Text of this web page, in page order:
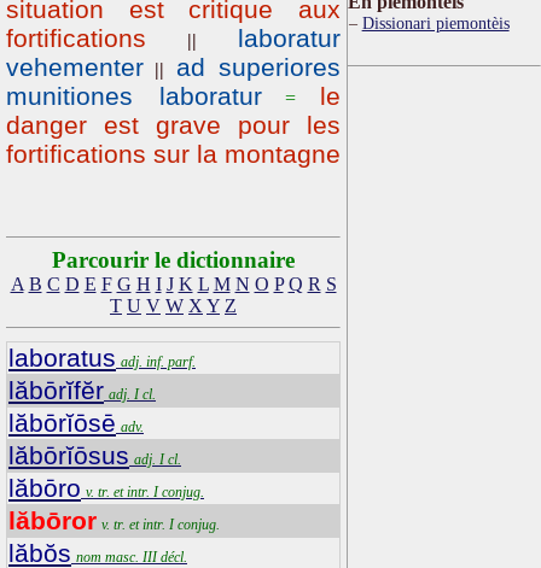
situation est critique aux
fortifications
||
laboratur
vehementer ||
ad superiores
munitiones laboratur= le
danger est grave pour les
fortifications sur la montagne
Parcourir le dictionnaire
A B C D E F G H I J K L M N O P Q R S
T U V W X Y Z
laboratus adj. inf. parf.
lăbōrĭfĕr adj. I cl.
lăbōrĭōsē adv.
lăbōrĭōsus adj. I cl.
lăbōro v. tr. et intr. I conjug.
lăbōror v. tr. et intr. I conjug.
lăbŏs nom masc. III décl.
Dissionari piemontèis